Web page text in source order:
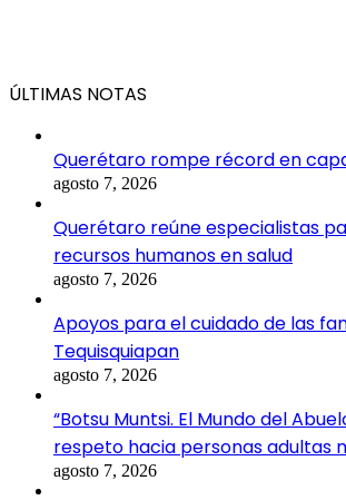
ÚLTIMAS NOTAS
Querétaro rompe récord en
agosto 7, 2026
Querétaro reúne especialistas
recursos humanos en salud
agosto 7, 2026
Apoyos para el cuidado de las
Tequisquiapan
agosto 7, 2026
“Botsu Muntsi. El Mundo del
respeto hacia personas adultas
agosto 7, 2026